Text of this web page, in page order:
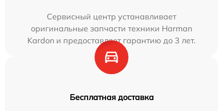
Сервисный центр устанавливает
оригинальные запчасти техники Harman
Kardon и предоставляет гарантию до 3 лет.
Бесплатная доставка